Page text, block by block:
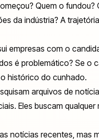
Quem o fundou?
da indústria? A
empresas com o
é problemático? Se o
histórico do cunhado.
arquivos de
Eles buscam qualquer
notícias recentes, mas